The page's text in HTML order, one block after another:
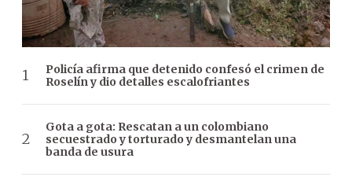
Policía afirma que detenido confesó el crimen de
Roselín y dio detalles escalofriantes
Gota a gota: Rescatan a un colombiano
secuestrado y torturado y desmantelan una
banda de usura